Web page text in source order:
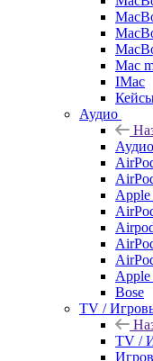
Mac
IMac
Аудио
Аудио
Apple
Apple
Bose
TV /
TV /